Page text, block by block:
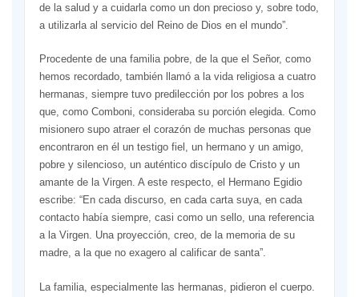
de la salud y a cuidarla como un don precioso y, sobre todo,
a utilizarla al servicio del Reino de Dios en el mundo”.
Procedente de una familia pobre, de la que el Señor, como
hemos recordado, también llamó a la vida religiosa a cuatro
hermanas, siempre tuvo predilección por los pobres a los
que, como Comboni, consideraba su porción elegida. Como
misionero supo atraer el corazón de muchas personas que
encontraron en él un testigo fiel, un hermano y un amigo,
pobre y silencioso, un auténtico discípulo de Cristo y un
amante de la Virgen. A este respecto, el Hermano Egidio
escribe: “En cada discurso, en cada carta suya, en cada
contacto había siempre, casi como un sello, una referencia
a la Virgen. Una proyección, creo, de la memoria de su
madre, a la que no exagero al calificar de santa”.
La familia, especialmente las hermanas, pidieron el cuerpo.